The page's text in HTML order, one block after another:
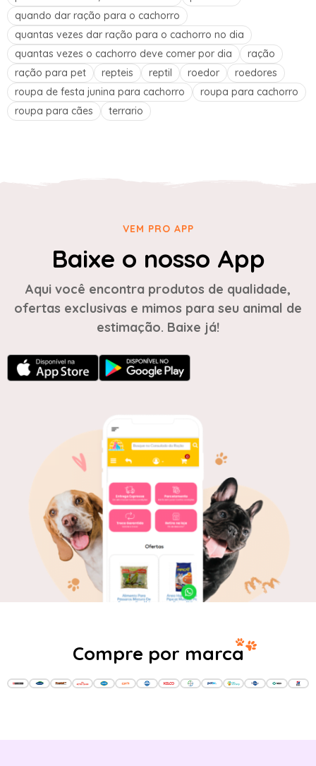
quando dar ração para o cachorro
quantas vezes dar ração para o cachorro no dia
quantas vezes o cachorro deve comer por dia
ração
ração para pet
repteis reptil roedor
roedores
roupa de festa junina para cachorro
roupa para cachorro
roupa para cães
terrario
VEM PRO APP
Baixe o nosso App
Aqui você encontra produtos de qualidade,
ofertas exclusivas e mimos para seu animal de
estimação. Baixe já!
Compre por marca